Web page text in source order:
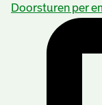
Doorsturen per